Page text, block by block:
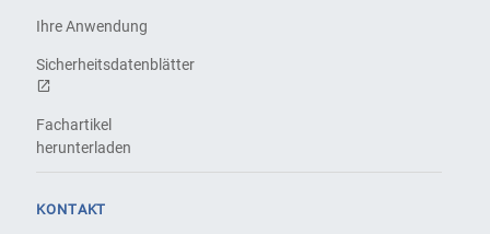
Ihre Anwendung
Sicherheitsdatenblätter
Fachartikel
herunterladen
KONTAKT